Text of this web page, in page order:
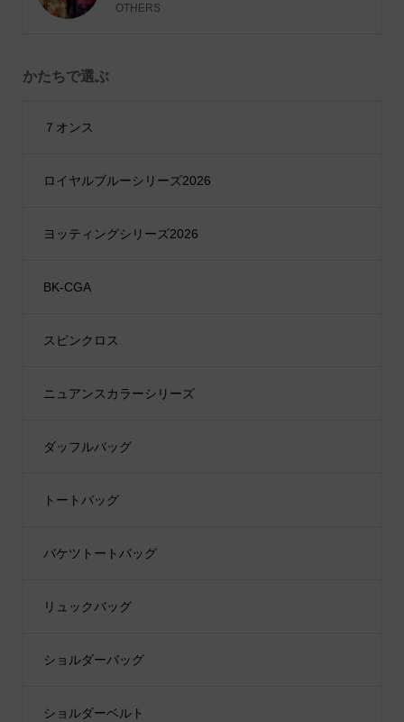
OTHERS
かたちで選ぶ
７オンス
ロイヤルブルーシリーズ2026
ヨッティングシリーズ2026
BK-CGA
スピンクロス
ニュアンスカラーシリーズ
ダッフルバッグ
トートバッグ
バケツトートバッグ
リュックバッグ
ショルダーバッグ
ショルダーベルト